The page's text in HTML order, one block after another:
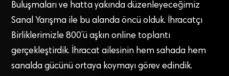
Buluşmaları ve hatta yakında düzenleyeceğimiz
Sanal Yarışma ile bu alanda öncü olduk. İhracatçı
Birliklerimizle 800’ü aşkın online toplantı
gerçekleştirdik. İhracat ailesinin hem sahada hem
sanalda gücünü ortaya koymayı görev edindik.